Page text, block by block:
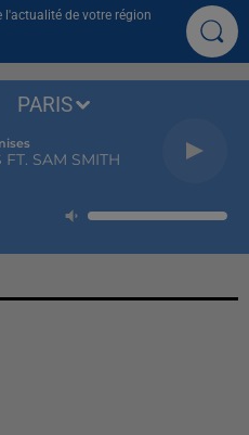
l'actualité de votre région
FT. SAM SMITH
PARIS